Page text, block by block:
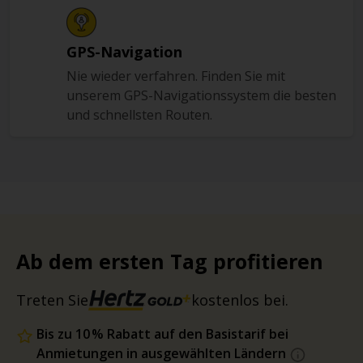
GPS-Navigation
Nie wieder verfahren. Finden Sie mit
unserem GPS-Navigationssystem die besten
und schnellsten Routen.
Ab dem ersten Tag profitieren
Treten Sie kostenlos bei.
Bis zu 10 % Rabatt auf den Basistarif bei
Anmietungen in ausgewählten Ländern